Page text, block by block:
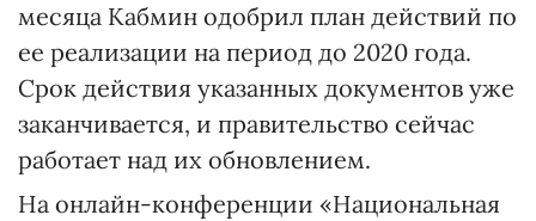
месяца Кабмин одобрил план действий по
ее реализации на период до 2020 года.
Срок действия указанных документов уже
заканчивается, и правительство сейчас
работает над их обновлением.
На онлайн-конференции «Национальная